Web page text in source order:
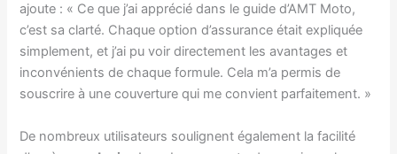
ajoute : « Ce que j’ai apprécié dans le guide d’AMT Moto,
c’est sa clarté. Chaque option d’assurance était expliquée
simplement, et j’ai pu voir directement les avantages et
inconvénients de chaque formule. Cela m’a permis de
souscrire à une couverture qui me convient parfaitement. »
De nombreux utilisateurs soulignent également la facilité